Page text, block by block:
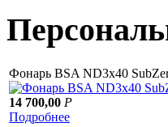
Фонарь BSA ND3x40
14 700,00 Р
Подробнее